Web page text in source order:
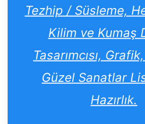
Tezhip / Süsleme,
Kilim ve Kumaş
Tasarımcısı,
Güzel Sanatlar
Hazırlık.